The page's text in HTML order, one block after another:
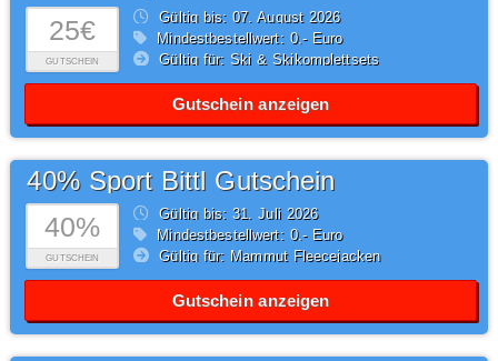
25€
GUTSCHEIN
Gültig bis: 07.August2026
Mindestbestellwert: 0,- Euro
Gültig für: Ski & Skikomplettsets
Gutschein anzeigen
40%
GUTSCHEIN
40% Sport Bittl Gutschein
Gültig bis: 31.Juli2026
Mindestbestellwert: 0,- Euro
Gültig für: Mammut Fleecejacken
Gutschein anzeigen